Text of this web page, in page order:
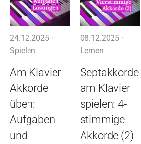
24.12.2025 ·
Spielen
Am Klavier
Akkorde
üben:
Aufgaben
und
08.12.2025 ·
Lernen
Septakkorde
am Klavier
spielen: 4-
stimmige
Akkorde (2)